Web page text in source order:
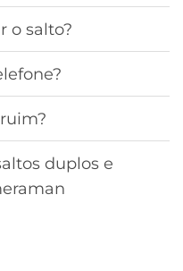
o salto?
duplos e